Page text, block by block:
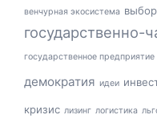
венчурная экосистема выбор
государственно-
государственное предприятие
демократия идеи
кризис лизинг логистика